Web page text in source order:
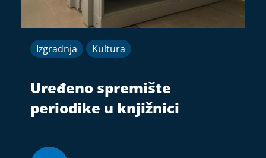
Izgradnja Kultura
Uređeno spremište
periodike u knjižnici